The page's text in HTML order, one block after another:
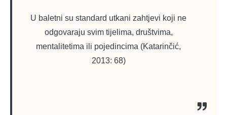
U baletni su standard utkani zahtjevi koji ne
odgovaraju svim tijelima, društvima,
mentalitetima ili pojedincima (Katarinčić,
2013: 68)